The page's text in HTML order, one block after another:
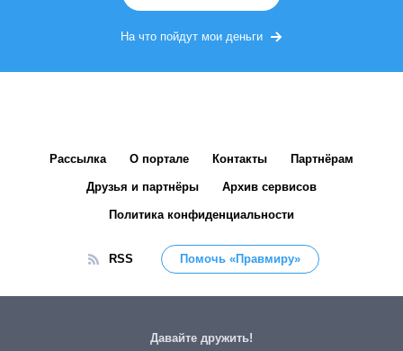
На что пойдут мои деньги
Рассылка О портале Контакты Партнёрам
Друзья и партнёры Архив сервисов
Политика конфиденциальности
RSS Помочь «Правмиру»
Давайте дружить!